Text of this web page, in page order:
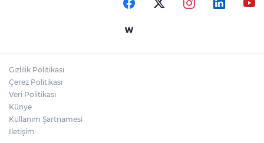
Gizlilik Politikası
Çerez Politikası
Veri Politikası
Künye
Kullanım Şartnamesi
İletişim